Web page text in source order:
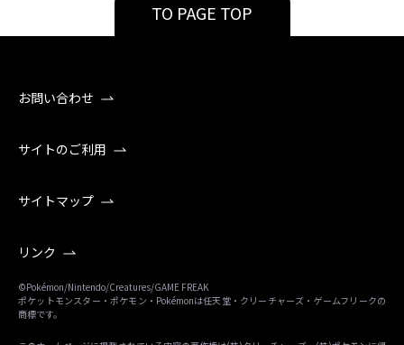
TO PAGE TOP
お問い合わせ
サイトのご利用
サイトマップ
リンク
©Pokémon/Nintendo/Creatures/GAME FREAK
ポケットモンスター・ポケモン・Pokémonは任天堂・クリーチャーズ・ゲームフリークの
商標です。